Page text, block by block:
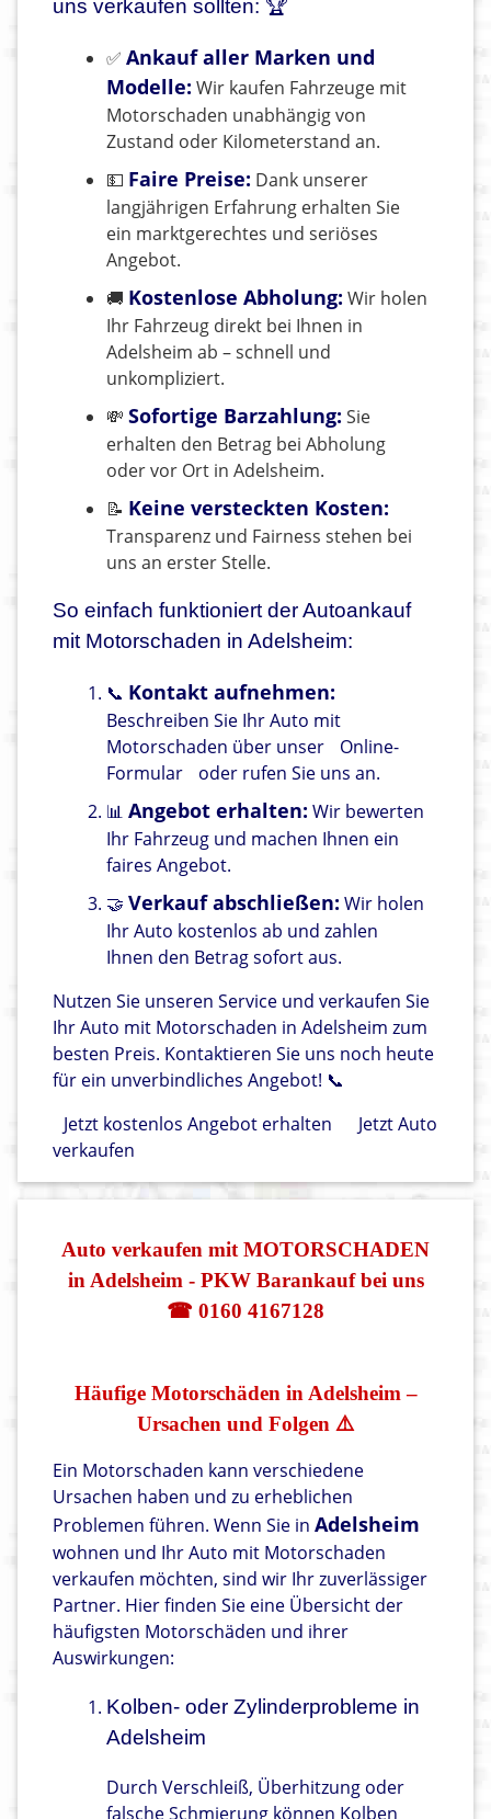
uns verkaufen sollten: 🏆
✅ Ankauf aller Marken und
Modelle: Wir kaufen Fahrzeuge mit
Motorschaden unabhängig von
Zustand oder Kilometerstand an.
💵 Faire Preise: Dank unserer
langjährigen Erfahrung erhalten Sie
ein marktgerechtes und seriöses
Angebot.
🚚 Kostenlose Abholung: Wir holen
Ihr Fahrzeug direkt bei Ihnen in
Adelsheim ab – schnell und
unkompliziert.
💸 Sofortige Barzahlung: Sie
erhalten den Betrag bei Abholung
oder vor Ort in Adelsheim.
📝 Keine versteckten Kosten:
Transparenz und Fairness stehen bei
uns an erster Stelle.
So einfach funktioniert der Autoankauf
mit Motorschaden in Adelsheim:
📞 Kontakt aufnehmen:
Beschreiben Sie Ihr Auto mit
Motorschaden über unser
Online-
Formular
oder rufen Sie uns an.
📊 Angebot erhalten: Wir bewerten
Ihr Fahrzeug und machen Ihnen ein
faires Angebot.
🤝 Verkauf abschließen: Wir holen
Ihr Auto kostenlos ab und zahlen
Ihnen den Betrag sofort aus.
Nutzen Sie unseren Service und verkaufen Sie
Ihr Auto mit Motorschaden in Adelsheim zum
besten Preis. Kontaktieren Sie uns noch heute
für ein unverbindliches Angebot! 📞
Jetzt kostenlos Angebot erhalten
Jetzt Auto
verkaufen
Auto verkaufen mit MOTORSCHADEN
in Adelsheim - PKW Barankauf bei uns
☎ 0160 4167128
Häufige Motorschäden in Adelsheim –
Ursachen und Folgen ⚠️
Ein Motorschaden kann verschiedene
Ursachen haben und zu erheblichen
Problemen führen. Wenn Sie in Adelsheim
wohnen und Ihr Auto mit Motorschaden
verkaufen möchten, sind wir Ihr zuverlässiger
Partner. Hier finden Sie eine Übersicht der
häufigsten Motorschäden und ihrer
Auswirkungen:
Kolben- oder Zylinderprobleme in
Adelsheim
Durch Verschleiß, Überhitzung oder
falsche Schmierung können Kolben